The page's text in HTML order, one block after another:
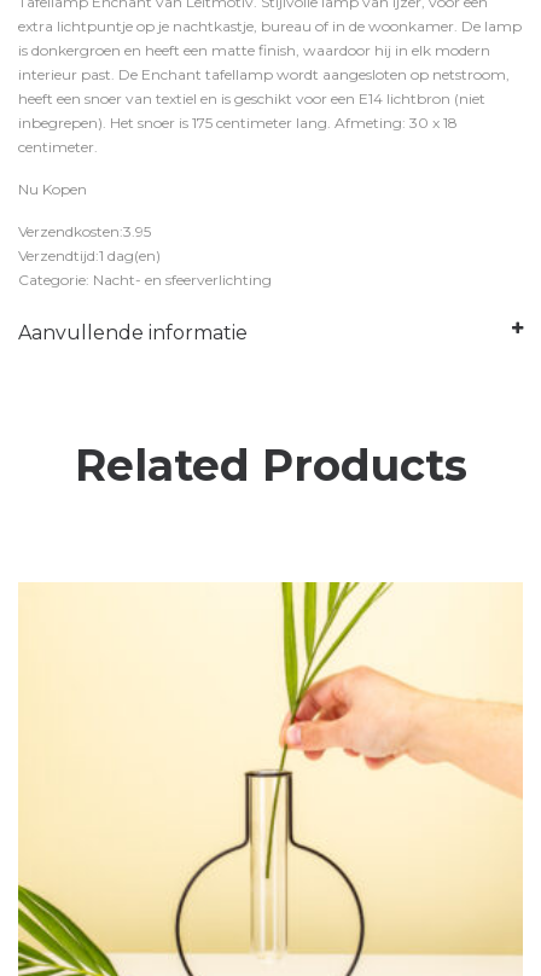
extra lichtpuntje op je nachtkastje, bureau of in de woonkamer. De lamp
is donkergroen en heeft een matte finish, waardoor hij in elk modern
interieur past. De Enchant tafellamp wordt aangesloten op netstroom,
heeft een snoer van textiel en is geschikt voor een E14 lichtbron (niet
inbegrepen). Het snoer is 175 centimeter lang. Afmeting: 30 x 18
centimeter.
Nu Kopen
Verzendkosten:3.95
Verzendtijd:1 dag(en)
Categorie: Nacht- en sfeerverlichting
Aanvullende informatie
Related Products